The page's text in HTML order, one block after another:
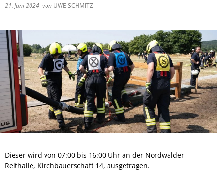
21. Juni 2024 von UWE SCHMITZ
Dieser wird von 07:00 bis 16:00 Uhr an der Nordwalder
Reithalle, Kirchbauerschaft 14, ausgetragen.